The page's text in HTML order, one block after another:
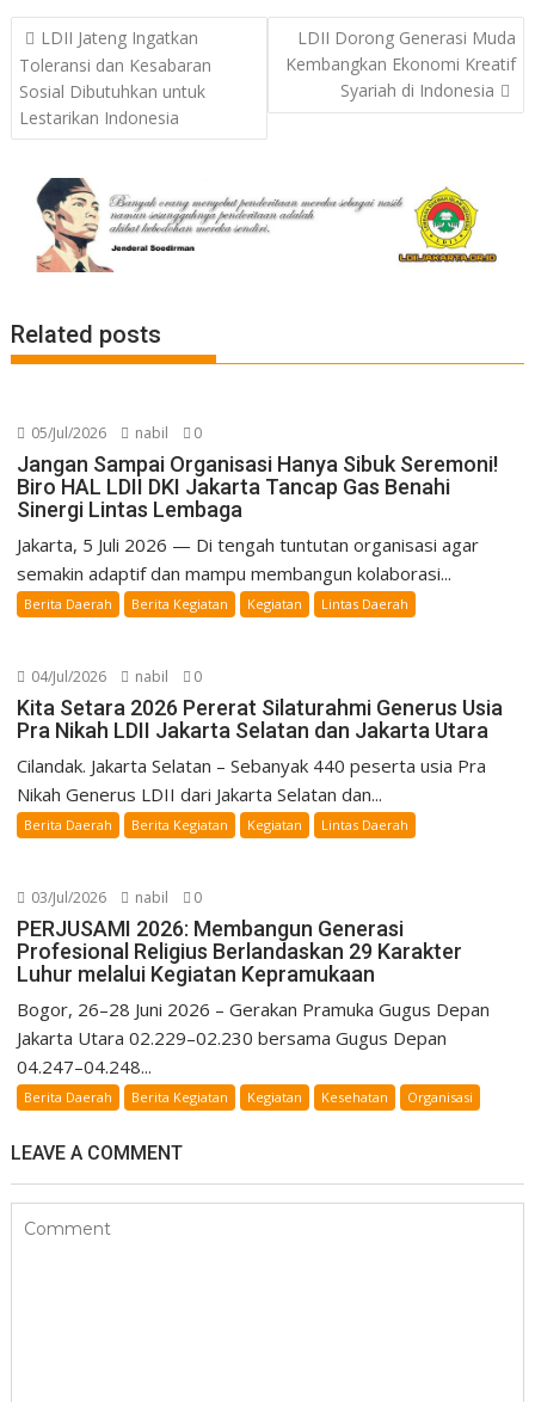
Post
navigation
LDII Jateng Ingatkan
Toleransi dan Kesabaran
Sosial Dibutuhkan untuk
Lestarikan Indonesia
LDII Dorong Generasi Muda
Kembangkan Ekonomi Kreatif
Syariah di Indonesia
Related posts
05/Jul/2026 nabil 0
Jangan Sampai Organisasi Hanya Sibuk Seremoni!
Biro HAL LDII DKI Jakarta Tancap Gas Benahi
Sinergi Lintas Lembaga
Jakarta, 5 Juli 2026 — Di tengah tuntutan organisasi agar
semakin adaptif dan mampu membangun kolaborasi...
Berita Daerah Berita Kegiatan Kegiatan Lintas Daerah
04/Jul/2026 nabil 0
Kita Setara 2026 Pererat Silaturahmi Generus Usia
Pra Nikah LDII Jakarta Selatan dan Jakarta Utara
Cilandak. Jakarta Selatan – Sebanyak 440 peserta usia Pra
Nikah Generus LDII dari Jakarta Selatan dan...
Berita Daerah Berita Kegiatan Kegiatan Lintas Daerah
03/Jul/2026 nabil 0
PERJUSAMI 2026: Membangun Generasi
Profesional Religius Berlandaskan 29 Karakter
Luhur melalui Kegiatan Kepramukaan
Bogor, 26–28 Juni 2026 – Gerakan Pramuka Gugus Depan
Jakarta Utara 02.229–02.230 bersama Gugus Depan
04.247–04.248...
Berita Daerah Berita Kegiatan Kegiatan Kesehatan Organisasi
LEAVE A COMMENT